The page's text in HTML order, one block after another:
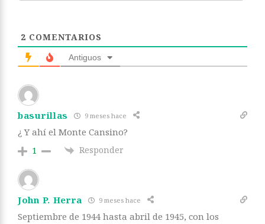
2 COMENTARIOS
Antiguos
basurillas 9 meses hace
¿ Y ahí el Monte Cansino?
1 Responder
John P. Herra 9 meses hace
Septiembre de 1944 hasta abril de 1945, con los